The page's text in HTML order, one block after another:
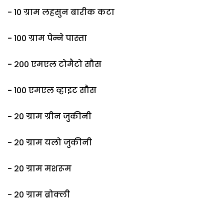
- 10 ग्राम लहसुन बारीक कटा
- 100 ग्राम पेन्ने पास्ता
- 200 एमएल टोमैटो सौस
- 100 एमएल व्हाइट सौस
- 20 ग्राम ग्रीन जुकीनी
- 20 ग्राम यलो जुकीनी
- 20 ग्राम मशरूम
- 20 ग्राम ब्रोक्ली